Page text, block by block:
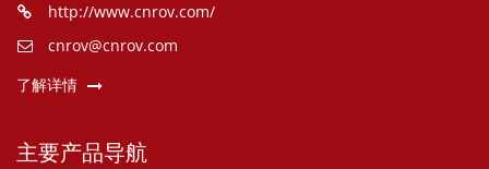
http://www.cnrov.com/
cnrov@cnrov.com
了解详情
主要产品导航